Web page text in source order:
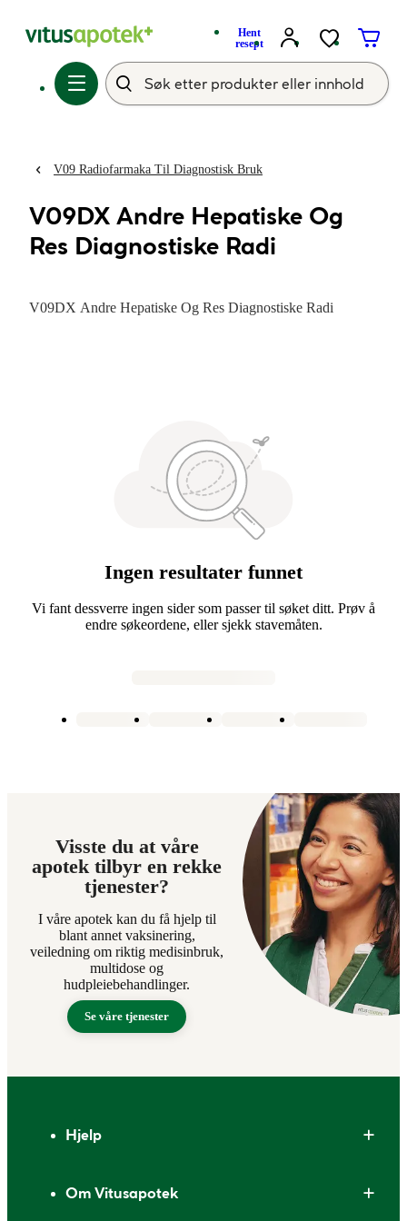
Hent
resept
V09 Radiofarmaka Til Diagnostisk Bruk
V09DX Andre Hepatiske Og
Res Diagnostiske Radi
V09DX Andre Hepatiske Og Res Diagnostiske Radi
Ingen resultater funnet
Vi fant dessverre ingen sider som passer til søket ditt. Prøv å
endre søkeordene, eller sjekk stavemåten.
Visste du at våre
apotek tilbyr en rekke
tjenester?
I våre apotek kan du få hjelp til
blant annet vaksinering,
veiledning om riktig medisinbruk,
multidose og
hudpleiebehandlinger.
Se våre tjenester
Hjelp
Om Vitusapotek